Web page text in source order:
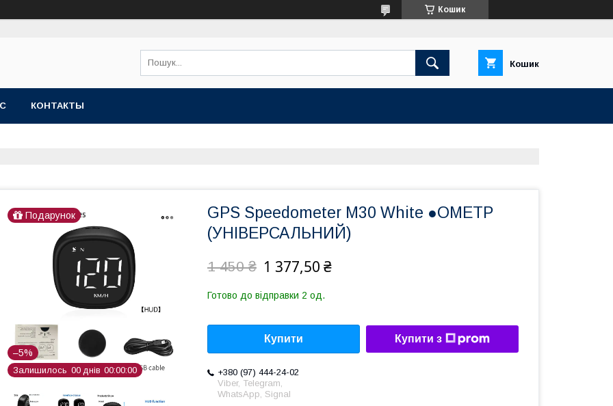
Кошик
Кошик
КОНТАКТЫ
Подарунок
–5%
Залишилось 00 днів 00 00 00
GPS Speedometer M30 White ●ОМЕТР
(УНІВЕРСАЛЬНИЙ)
1 450 ₴ 1 377,50 ₴
Готово до відправки 2 од.
Купити Купити з
+380 (97) 444-24-02
Viber, Telegram,
WhatsApp, Signal